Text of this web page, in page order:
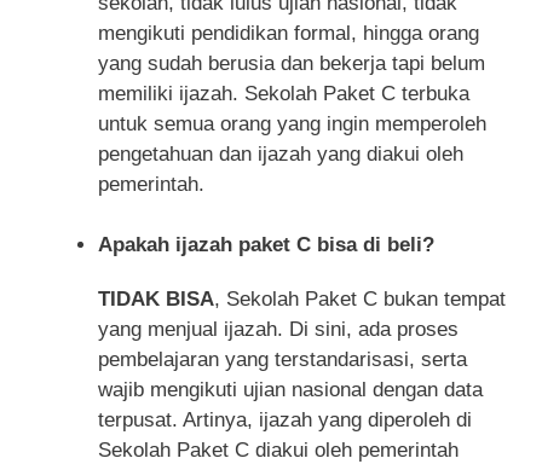
mengikuti pendidikan formal, hingga orang
yang sudah berusia dan bekerja tapi belum
memiliki ijazah. Sekolah Paket C terbuka
untuk semua orang yang ingin memperoleh
pengetahuan dan ijazah yang diakui oleh
pemerintah.
Apakah ijazah paket C bisa di beli?
TIDAK BISA, Sekolah Paket C bukan tempat
yang menjual ijazah. Di sini, ada proses
pembelajaran yang terstandarisasi, serta
wajib mengikuti ujian nasional dengan data
terpusat. Artinya, ijazah yang diperoleh di
Sekolah Paket C diakui oleh pemerintah